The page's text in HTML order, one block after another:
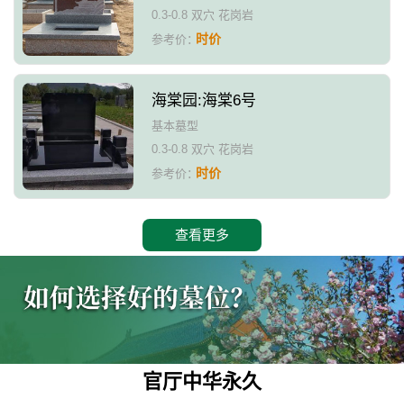
0.3-0.8 双穴 花岗岩
参考价：时价
海棠园:海棠6号
基本墓型
0.3-0.8 双穴 花岗岩
参考价：时价
查看更多
官厅中华永久